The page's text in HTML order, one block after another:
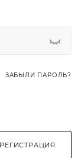
ЗАБЫЛИ ПАРОЛЬ?
РЕГИСТРАЦИЯ